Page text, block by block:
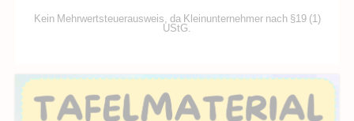
Kein Mehrwertsteuerausweis, da Kleinunternehmer nach §19 (1)
UStG.